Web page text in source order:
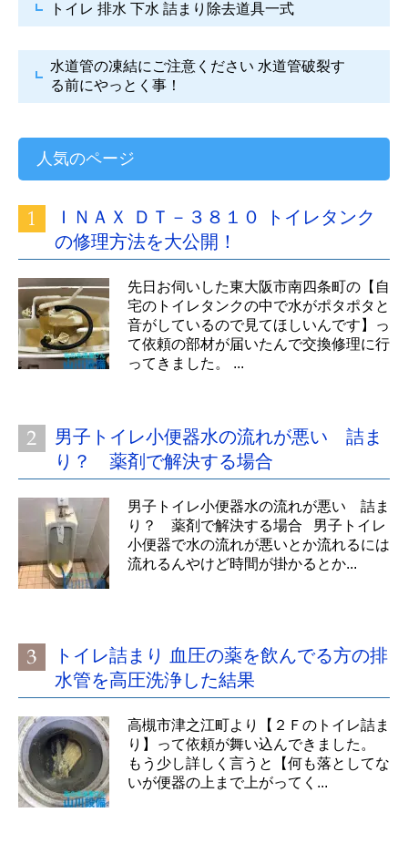
トイレ 排水 下水 詰まり除去道具一式
水道管の凍結にご注意ください 水道管破裂す
る前にやっとく事！
人気のページ
ＩＮＡＸ ＤＴ－３８１０ トイレタンク
の修理方法を大公開！
先日お伺いした東大阪市南四条町の【自
宅のトイレタンクの中で水がポタポタと
音がしているので見てほしいんです】っ
て依頼の部材が届いたんで交換修理に行
ってきました。 ...
男子トイレ小便器水の流れが悪い 詰ま
り？ 薬剤で解決する場合
男子トイレ小便器水の流れが悪い 詰ま
り？ 薬剤で解決する場合 男子トイレ
小便器で水の流れが悪いとか流れるには
流れるんやけど時間が掛かるとか...
トイレ詰まり 血圧の薬を飲んでる方の排
水管を高圧洗浄した結果
高槻市津之江町より【２Ｆのトイレ詰ま
り】って依頼が舞い込んできました。
もう少し詳しく言うと【何も落としてな
いが便器の上まで上がってく...